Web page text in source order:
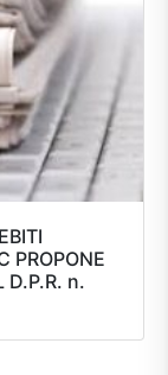
PROPONE
D.P.R. n.